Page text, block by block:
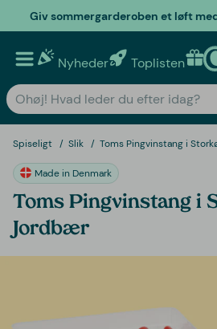
Giv sommergarderoben et løft
Nyheder Toplisten
Spiseligt Slik Toms Pingvinstang i
Made in Denmark
Toms Pingvinstang i
Jordbær